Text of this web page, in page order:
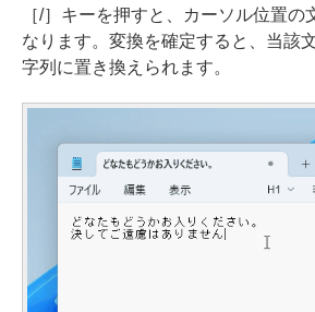
［/］キーを押すと、カーソル位置の
なります。変換を確定すると、当該
字列に置き換えられます。